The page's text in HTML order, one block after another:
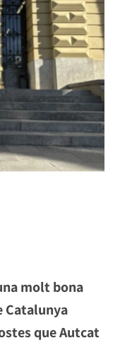
molt bona
Catalunya
que Autcat